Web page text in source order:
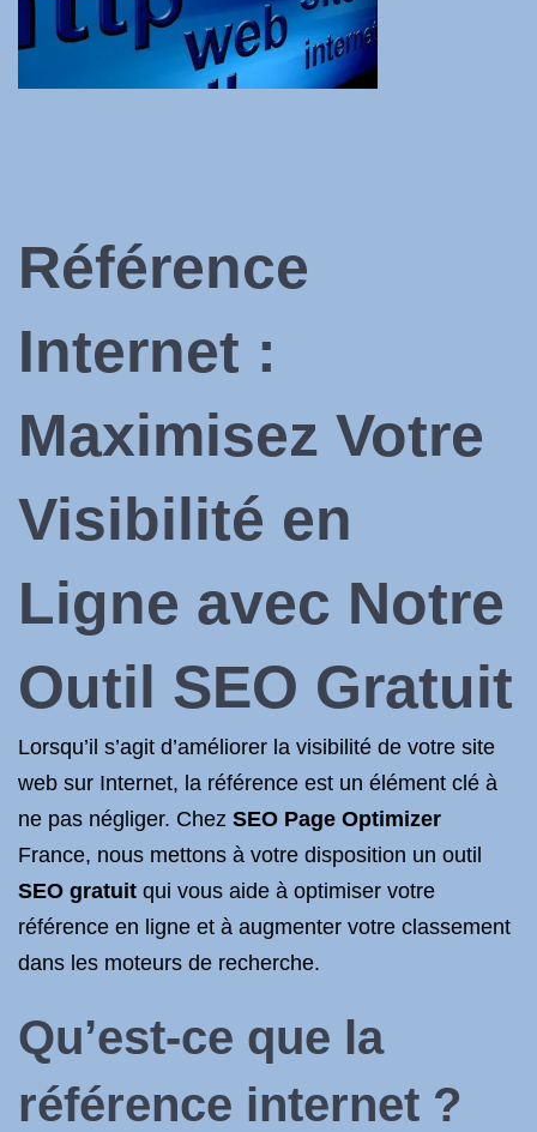
Référence
Internet :
Maximisez Votre
Visibilité en
Ligne avec Notre
Outil SEO Gratuit
Lorsqu’il s’agit d’améliorer la visibilité de votre site
web sur Internet, la référence est un élément clé à
ne pas négliger. Chez SEO Page Optimizer
France, nous mettons à votre disposition un outil
SEO gratuit qui vous aide à optimiser votre
référence en ligne et à augmenter votre classement
dans les moteurs de recherche.
Qu’est-ce que la
référence internet ?